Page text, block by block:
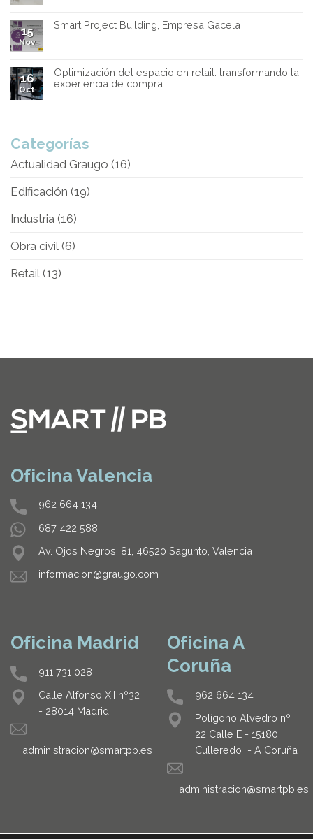
15
Nov
Smart Project Building, Empresa Gacela
16
Oct
Optimización del espacio en retail: transformando la
experiencia de compra
Categorías
Actualidad Graugo (16)
Edificación (19)
Industria (16)
Obra civil (6)
Retail (13)
Oficina Madrid
911 731 028
Calle Alfonso XII nº32
- 28014 Madrid
administracion@smartpb.es
Oficina Valencia
962 664 134
687 422 588
Av. Ojos Negros, 81, 46520 Sagunto, Valencia
informacion@graugo.com
Oficina A
Coruña
962 664 134
Polígono Alvedro nº
22 Calle E - 15180
Culleredo - A Coruña
administracion@smartpb.es